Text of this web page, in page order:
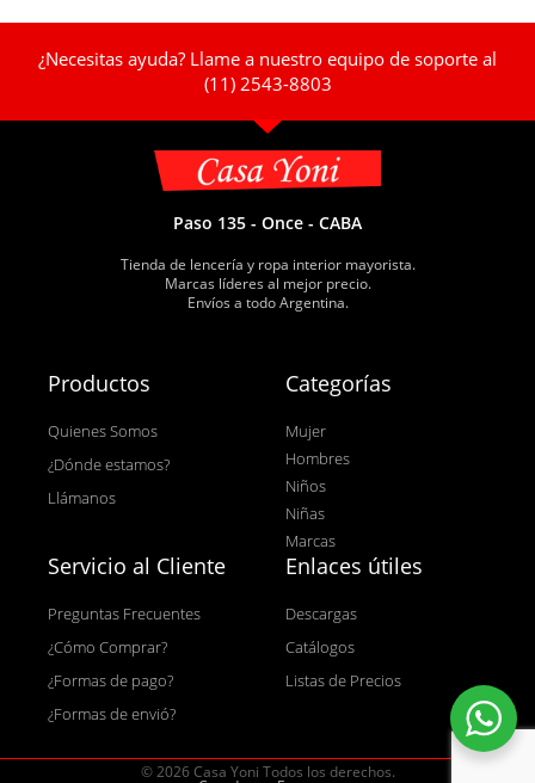
¿Necesitas ayuda? Llame a nuestro equipo de soporte al
(11) 2543-8803
Paso 135 - Once - CABA
Tienda de lencería y ropa interior mayorista.
Marcas líderes al mejor precio.
Envíos a todo Argentina.
Productos
Quienes Somos
¿Dónde estamos?
Llámanos
Categorías
Mujer
Hombres
Niños
Niñas
Marcas
Servicio al Cliente
Preguntas Frecuentes
¿Cómo Comprar?
¿Formas de pago?
¿Formas de envió?
Enlaces útiles
Descargas
Catálogos
Listas de Precios
© 2026 Casa Yoni Todos los derechos.